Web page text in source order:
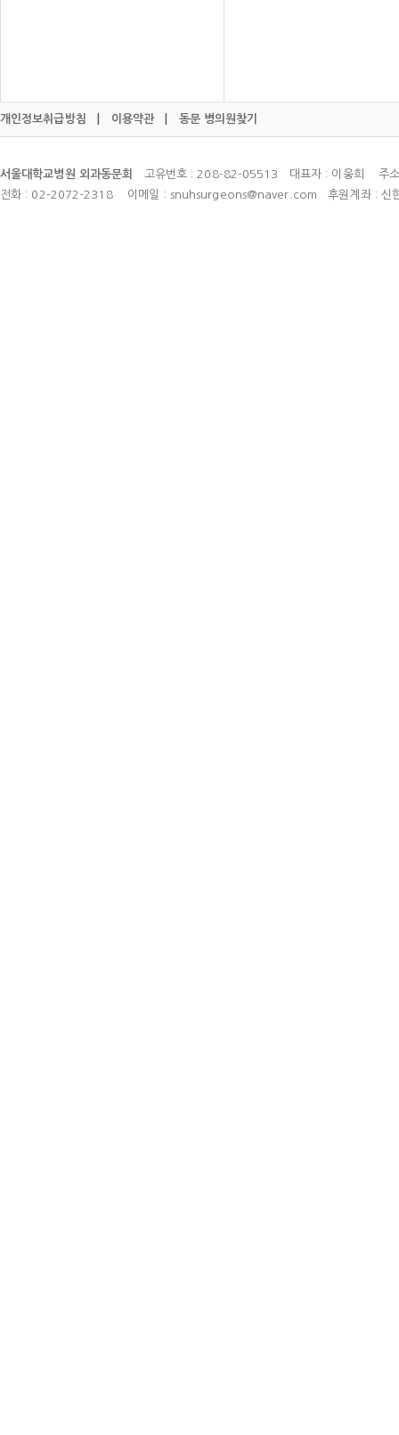
개인정보취급방침 이용약관| 동문 병의원찾기
서울대학교병원 외과동문회
고유번호 : 208-82-05513 대표자 : 이웅희 주소 :
전화 : 02-2072-2318 이메일 : snuhsurgeons@naver.com 후원계좌 : 신한